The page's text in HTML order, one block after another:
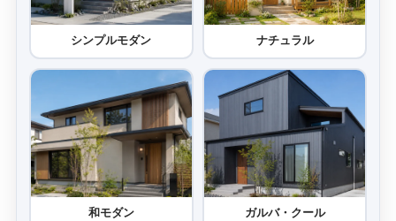
シンプルモダン ナチュラル
和モダン ガルバ・クール